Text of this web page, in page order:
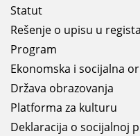
Statut
Rešenje o upisu u
Program
Ekonomska i socijalna
Država obrazovanja
Platforma za kulturu
Deklaracija o socijalnoj